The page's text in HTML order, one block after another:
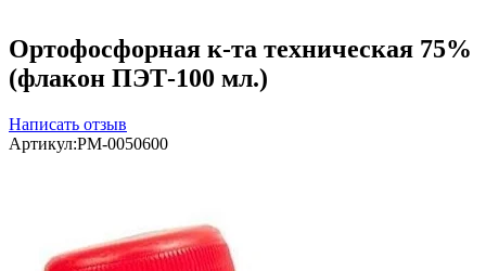
Ортофосфорная к-та техническая 75%
(флакон ПЭТ-100 мл.)
Написать отзыв
Артикул:PM-0050600